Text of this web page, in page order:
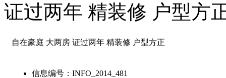
证过两年 精装修 户型方
自在豪庭 大两房 证过两年 精装修 户型方正
信息编号： INFO_2014_481